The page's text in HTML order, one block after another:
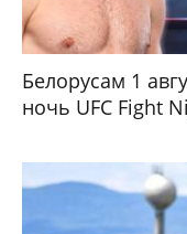
Белорусам 1
ночь UFC Fight